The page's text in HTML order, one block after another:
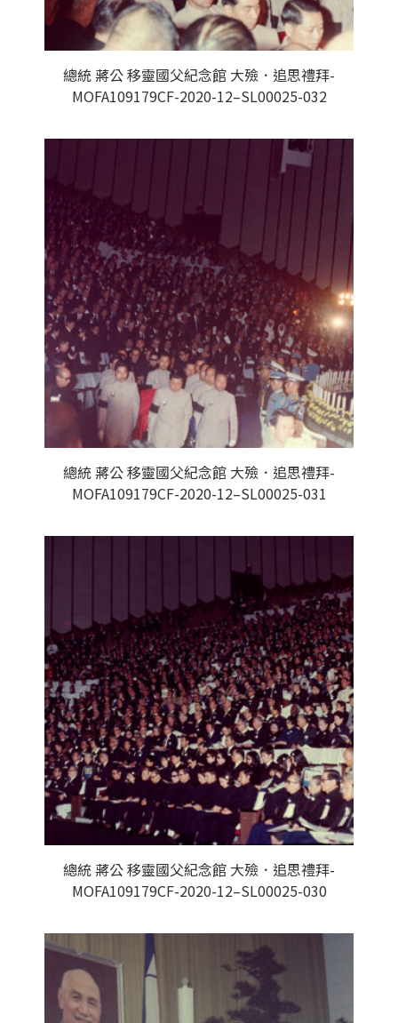
總統 蔣公 移靈國父紀念館 大殮．追思禮拜-
MOFA109179CF-2020-12–SL00025-032
總統 蔣公 移靈國父紀念館 大殮．追思禮拜-
MOFA109179CF-2020-12–SL00025-031
總統 蔣公 移靈國父紀念館 大殮．追思禮拜-
MOFA109179CF-2020-12–SL00025-030